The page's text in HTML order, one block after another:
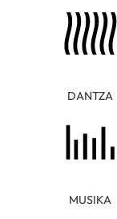
DANTZA
MUSIKA